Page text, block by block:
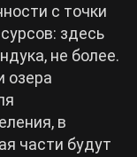
с точки
здесь
не более.
озера
в
части будут